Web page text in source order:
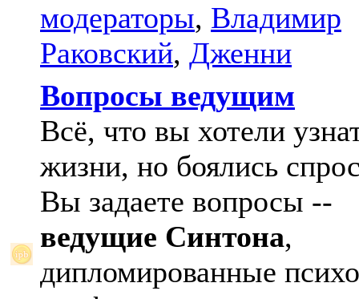
модераторы, Владимир
Раковский, Дженни
Вопросы ведущим
Всё, что вы хотели
жизни, но боялись
Вы задаете вопросы --
ведущие Синтона,
дипломированные